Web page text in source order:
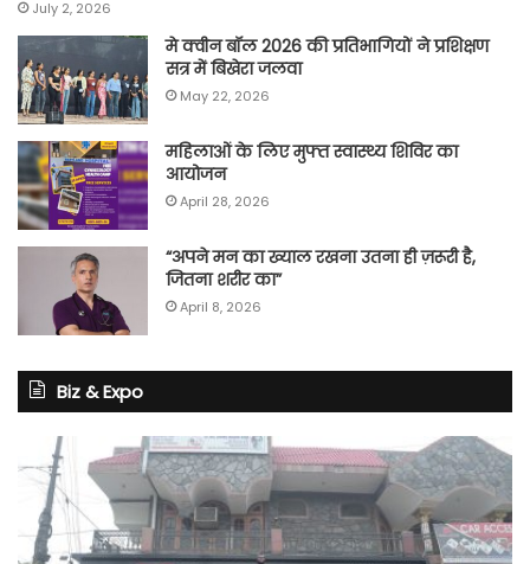
July 2, 2026
मे क्वीन बॉल 2026 की प्रतिभागियों ने प्रशिक्षण
सत्र में बिखेरा जलवा
May 22, 2026
महिलाओं के लिए मुफ्त स्वास्थ्य शिविर का
आयोजन
April 28, 2026
“अपने मन का ख्याल रखना उतना ही ज़रूरी है,
जितना शरीर का”
April 8, 2026
Biz & Expo